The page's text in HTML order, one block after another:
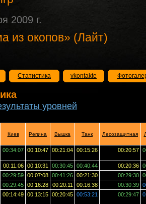
2009 г.
из окопов» (Лайт)
Статистика vkontakte
уровней
Киев Репина Вышка Танк Лесозащитная
00:34:07 00:10:47 00:21:04 00:15:26 00:20:57
00:11:06 00:10:31 00:30:45 00:40:44 00:20:36
00:29:59 00:07:08 00:41:26 00:21:30 00:29:30
00:29:45 00:16:28 00:20:11 00:16:38 00:30:39
00:14:49 00:13:15 00:20:45 00:53:21 00:29:47